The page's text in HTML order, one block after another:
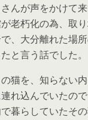
んが声をかけて
老朽化の為、取
、大分離れた場
と言う話でした。
猫を、知らない
れ込んでいたの
暮らしていたそ